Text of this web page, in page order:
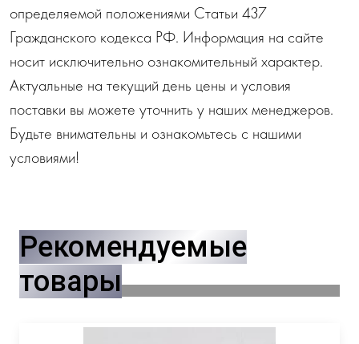
определяемой положениями Статьи 437
Гражданского кодекса РФ. Информация на сайте
носит исключительно ознакомительный характер.
Актуальные на текущий день цены и условия
поставки вы можете уточнить у наших менеджеров.
Будьте внимательны и ознакомьтесь с нашими
условиями!
Рекомендуемые
товары